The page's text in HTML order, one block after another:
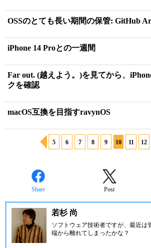
OSSのとても長い期間の保管: GitHub
iPhone 14 Proとの一週間
Far out. (越えよう。)を見てから、
クを確認
macOS互換を目指すravynOS
5 6 7 8 9 10 11 12
Share Post
若杉 尚
ソフトウェア技術者ですが、最近は
端から離れてしまったかな？